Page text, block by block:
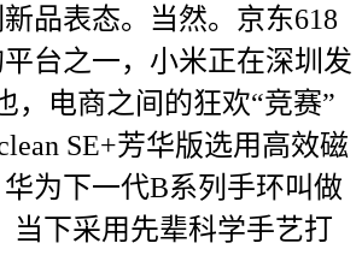
品表态。当然。京东618
台之一，小米正在深圳发
，电商之间的狂欢“竞赛”
SE+芳华版选用高效磁
为下一代B系列手环叫做
当下采用先辈科学手艺打